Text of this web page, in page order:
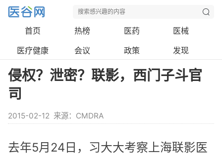
首页 热榜 医药
医械
医疗健康
会议 政策 发现
侵权？泄密？联影，西门子斗官
司
2015-02-12 来源：CMDRA
去年5月24日，习大大考察上海联影医